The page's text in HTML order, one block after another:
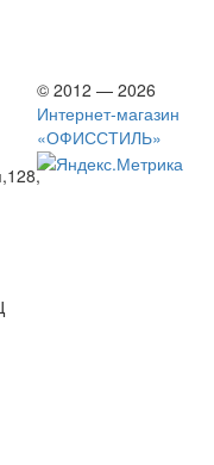
© 2012 — 2026
Интернет-магазин
«ОФИССТИЛЬ»